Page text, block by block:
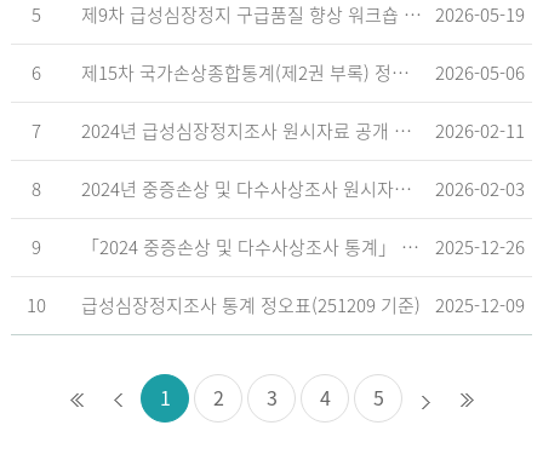
5 제9차 급성심장정지 구급품질 향상 워크숍 개최 안내 2026-05-19
6 제15차 국가손상종합통계(제2권 부록) 정오표('26.5.18. 기준) 2026-05-06
7 2024년 급성심장정지조사 원시자료 공개 알림 2026-02-11
8 2024년 중증손상 및 다수사상조사 원시자료 공개 알림 2026-02-03
9 「2024 중증손상 및 다수사상조사 통계」 공표 2025-12-26
10 급성심장정지조사 통계 정오표(251209 기준) 2025-12-09
1 2 3 4 5